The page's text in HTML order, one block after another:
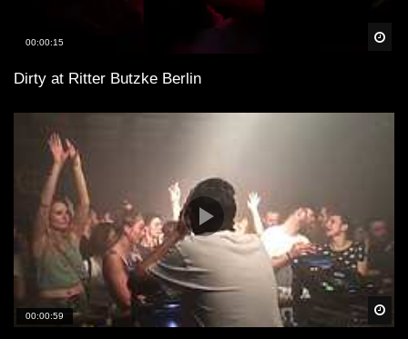
00:00:15
Dirty at Ritter Butzke Berlin
00:00:59